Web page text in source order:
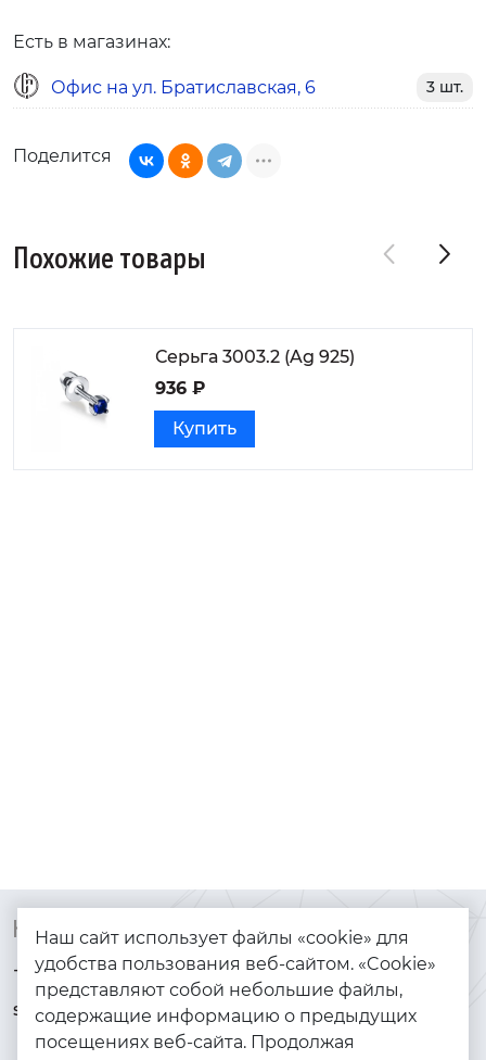
Есть в магазинах:
Офис на ул. Братиславская, 6 3 шт.
Поделится
Похожие товары
Серьга 3003.2 (Ag 925)
936 ₽
Купить
Контакты
+7 (925) 144-64-73
serebryanyye.grani@mail.ru
Каталог
Браслеты
Золото
Серебро
Наш сайт использует файлы «cookie» для
удобства пользования веб-сайтом. «Cookie»
представляют собой небольшие файлы,
содержащие информацию о предыдущих
посещениях веб-сайта. Продолжая